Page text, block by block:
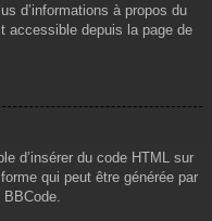
d’informations à propos du
accessible depuis la page de
d’insérer du code HTML sur
qui peut être générée par